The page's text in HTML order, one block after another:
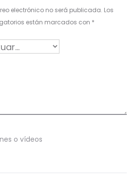
electrónico no será publicada. Los
están marcados con *
o vídeos